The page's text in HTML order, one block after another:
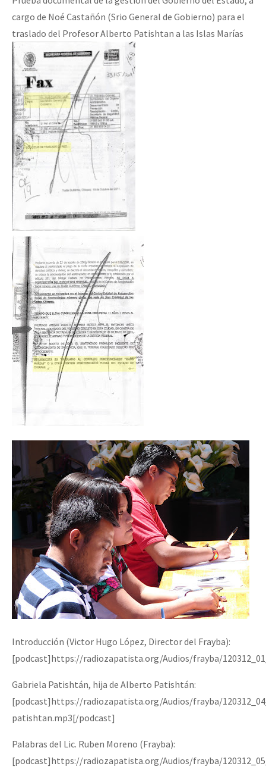
cargo de Noé Castañón (Srio General de Gobierno) para el
traslado del Profesor Alberto Patishtan a las Islas Marías
Introducción (Victor Hugo López, Director del Frayba):
[podcast]https://radiozapatista.org/Audios/frayba/
Gabriela Patishtán, hija de Alberto Patishtán:
[podcast]https://radiozapatista.org/Audios/frayba/
patishtan.mp3[/podcast]
Palabras del Lic. Ruben Moreno (Frayba):
[podcast]https://radiozapatista.org/Audios/frayba/